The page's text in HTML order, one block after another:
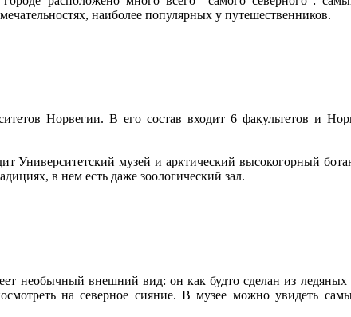
наиболее популярных у путешественников.
Норвегии. В его состав входит 6 факультетов и
Университетский музей и арктический высокогорный
в нем есть даже зоологический зал.
необычный внешний вид: он как будто сделан из
на северное сияние. В музее можно увидеть